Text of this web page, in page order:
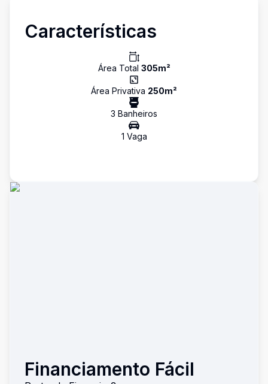
Características
Área Total 305m²
Área Privativa 250m²
3 Banheiros
1 Vaga
Financiamento Fácil